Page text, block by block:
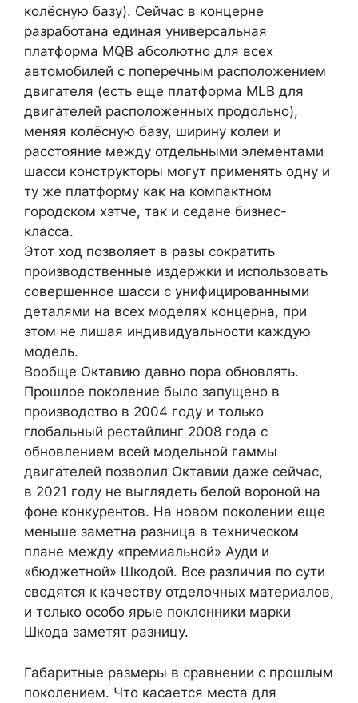
колёсную базу). Сейчас в концерне
разработана единая универсальная
платформа MQB абсолютно для всех
автомобилей с поперечным расположением
двигателя (есть еще платформа MLB для
двигателей расположенных продольно),
меняя колёсную базу, ширину колеи и
расстояние между отдельными элементами
шасси конструкторы могут применять одну и
ту же платформу как на компактном
городском хэтче, так и седане бизнес-
класса.
Этот ход позволяет в разы сократить
производственные издержки и использовать
совершенное шасси с унифицированными
деталями на всех моделях концерна, при
этом не лишая индивидуальности каждую
модель.
Вообще Октавию давно пора обновлять.
Прошлое поколение было запущено в
производство в 2004 году и только
глобальный рестайлинг 2008 года с
обновлением всей модельной гаммы
двигателей позволил Октавии даже сейчас,
в 2021 году не выглядеть белой вороной на
фоне конкурентов. На новом поколении еще
меньше заметна разница в техническом
плане между «премиальной» Ауди и
«бюджетной» Шкодой. Все различия по сути
сводятся к качеству отделочных материалов,
и только особо ярые поклонники марки
Шкода заметят разницу.
Габаритные размеры в сравнении с прошлым
поколением. Что касается места для